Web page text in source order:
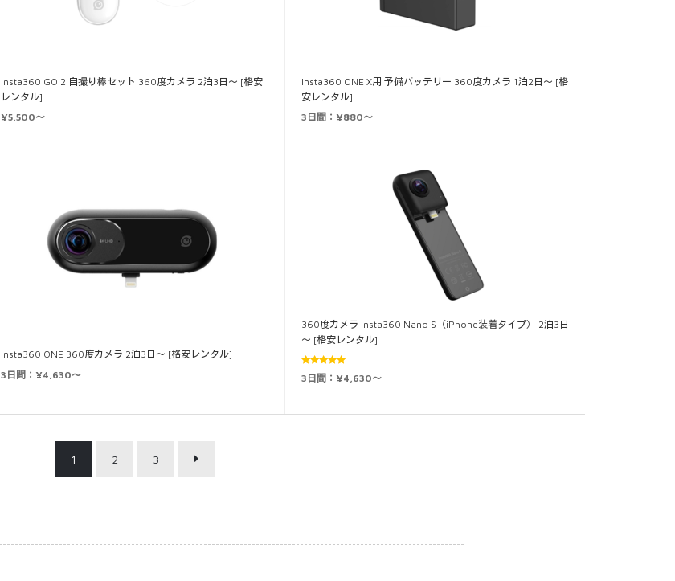
Insta360 GO 2 自撮り棒セット 360度カメラ 2泊3日～ [格安
レンタル]
¥5,500～
Insta360 ONE X用 予備バッテリー 360度カメラ 1泊2日～ [格
安レンタル]
3日間：¥880～
Insta360 ONE 360度カメラ 2泊3日～ [格安レンタル]
3日間：¥4,630～
360度カメラ Insta360 Nano S（iPhone装着タイプ） 2泊3日
～ [格安レンタル]
5段階中
3日間：¥4,630～
1 2 3